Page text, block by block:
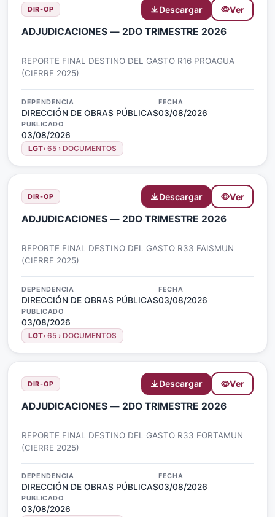
DIR-OP Descargar Ver
ADJUDICACIONES — 2DO TRIMESTRE 2026
REPORTE FINAL DESTINO DEL GASTO R16 PROAGUA
(CIERRE 2025)
DEPENDENCIA
DIRECCIÓN DE OBRAS PÚBLICAS
FECHA
03/08/2026
PUBLICADO
03/08/2026
LGT› 65 › DOCUMENTOS
DIR-OP Descargar Ver
ADJUDICACIONES — 2DO TRIMESTRE 2026
REPORTE FINAL DESTINO DEL GASTO R33 FAISMUN
(CIERRE 2025)
DEPENDENCIA
DIRECCIÓN DE OBRAS PÚBLICAS
FECHA
03/08/2026
PUBLICADO
03/08/2026
LGT› 65 › DOCUMENTOS
DIR-OP Descargar Ver
ADJUDICACIONES — 2DO TRIMESTRE 2026
REPORTE FINAL DESTINO DEL GASTO R33 FORTAMUN
(CIERRE 2025)
DEPENDENCIA
DIRECCIÓN DE OBRAS PÚBLICAS
FECHA
03/08/2026
PUBLICADO
03/08/2026